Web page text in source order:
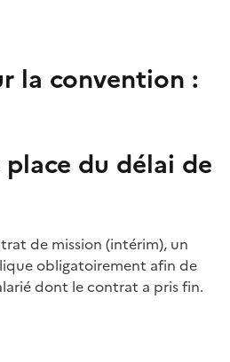
la convention :
place du délai de
de mission (intérim), un
obligatoirement afin de
dont le contrat a pris fin.